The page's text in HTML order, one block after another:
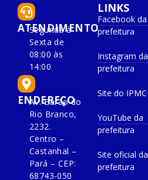
ATENDIMENTO
Segunda à
Sexta de
08:00 às
14:00
ENDEREÇO
Av. Barão do
Rio Branco,
2232.
Centro –
Castanhal –
Pará – CEP:
68743-050
LINKS
Facebook da
prefeitura
Instagram da
prefeitura
Site do IPMC
YouTube da
prefeitura
Site oficial da
prefeitura